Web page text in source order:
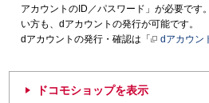
アカウントのID／パスワード」が必要です
い方も、dアカウントの発行が可能です。
dアカウントの発行・確認は「
dアカウン
ドコモショップを表示